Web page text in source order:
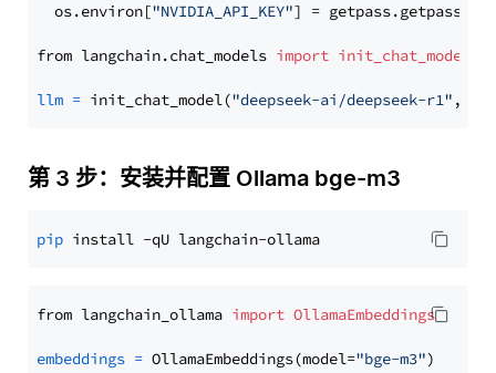
  os.environ[
"NVIDIA_API_KEY"] = getpass.getpass(
from langchain.chat_models import init_chat_model
llm = init_chat_model("deepseek-ai/deepseek-r1" ,
第 3 步：安装并配置 Ollama bge-m3
pip
from langchain_ollama import OllamaEmbeddings
embeddings = OllamaEmbeddings(model="bge-m3"